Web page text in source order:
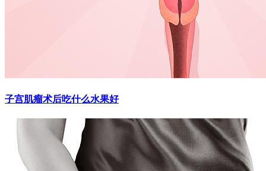
子宫肌瘤术后吃什么水果好